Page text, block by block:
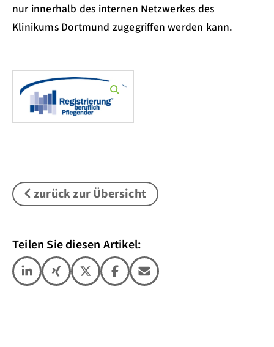
nur innerhalb des internen Netzwerkes des
Klinikums Dortmund zugegriffen werden kann.
zurück zur Übersicht
Teilen Sie diesen Artikel: